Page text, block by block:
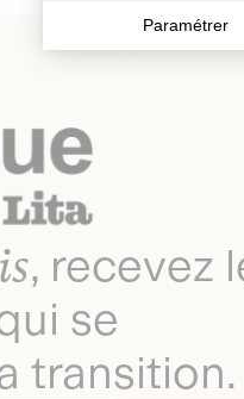
, recevez
se
transition.
Paramétrer